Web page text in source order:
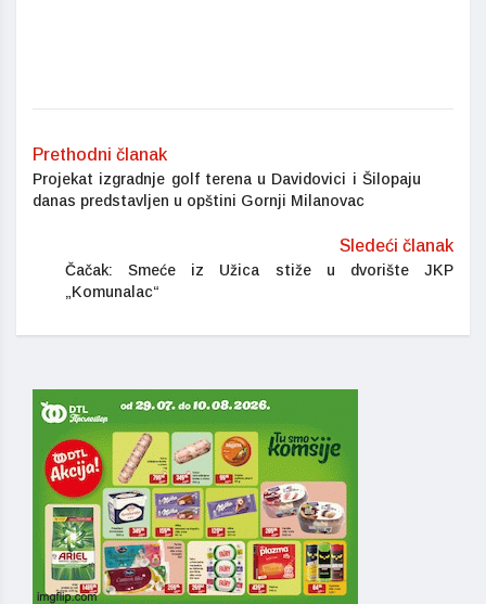
Prethodni članak
Projekat izgradnje golf terena u Davidovici i Šilopaju
danas predstavljen u opštini Gornji Milanovac
Sledeći članak
Čačak: Smeće iz Užica stiže u dvorište JKP
„Komunalac“